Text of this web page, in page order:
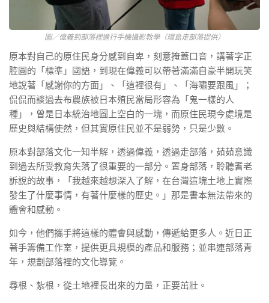
圖／偉義到部落裡進行手機攝影教學（環島走部落提供）
原本對自己的原住民身分感到自卑，刻意掩蓋口音，講著字正
腔圓的「標準」國語，到現在偉義可以帶著滿滿自豪半開玩笑
地說著「感謝你的方面」、「這裡很有」、「海嘯要跟風」；
侃侃而談過去布農族被日本殖民當局形容為「鬼一樣的人
種」，曾是日本統治地圖上空白的一塊，而原住民現今處境是
歷史與結構使然，但其實原住民並不是弱勢，只是少數。
原本對部落文化一知半解，透過偉義，透過走部落，茹茹意識
到過去所受教育失落了很重要的一部分。置身部落，聆聽耆老
訴說的故事，「我越來越想深入了解，在台灣這塊土地上實際
發生了什麼事情，有著什麼樣的歷史。」那是書本無法帶來的
體會和感動。
如今，他們攜手將這樣的體會與感動，傳遞給更多人。近日正
著手籌備工作室，提供更具規模的產品和服務；並串連部落青
年，規劃部落裡的文化導覽。
尋根、紮根，從土地裡長出來的力量，正要茁壯。